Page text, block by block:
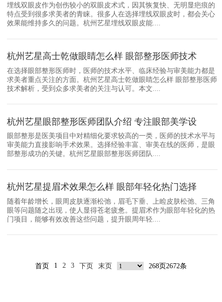
埋线双眼皮作为创伤较小的双眼皮术式，因其恢复快、无明显疤痕的
特点受到很多求美者的青睐。很多人在选择埋线双眼皮时，都会关心
效果能维持多久的问题。杭州艺星埋线双眼皮能....
杭州艺星高士乾做眼睛怎么样 眼部整形医师技术
在选择眼部整形医师时，医师的技术水平、临床经验与审美能力都是
求美者重点关注的方面。杭州艺星高士乾做眼睛怎么样 眼部整形医师
技术解析，受到众多求美者的关注与认可。本文....
杭州艺星眼部整形医师团队介绍 专注眼部美学设
眼部整形是医美项目中对精细化要求较高的一类，医师的技术水平与
审美能力直接影响手术效果。选择经验丰富、审美在线的医师，是眼
部整形成功的关键。杭州艺星眼部整形医师团队....
杭州艺星提眉术效果怎么样 眼部年轻化热门选择
随着年龄增长，眼周皮肤逐渐松弛，眉毛下垂、上睑皮肤松弛、三角
眼等问题随之出现，使人显得苍老疲惫。提眉术作为眼部年轻化的热
门项目，能够有效改善这些问题，提升眼周年轻....
首页 1 2 3 下页 末页 268页2672条